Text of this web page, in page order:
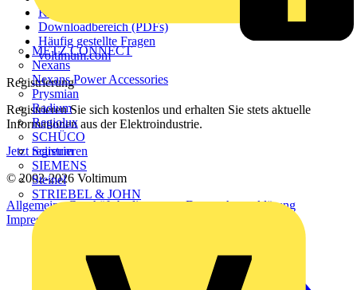
METZ CONNECT
Nexans
Nexans Power Accessories
Prysmian
Radium
Regiolux
SCHÜCO
Scireum
SIEMENS
Steinel
STRIEBEL & JOHN
Kontakt
Downloadbereich (PDFs)
Häufig gestellte Fragen
voltimum.com
Registrierung
Registrieren Sie sich kostenlos und erhalten Sie stets aktuelle
Informationen aus der Elektroindustrie.
Jetzt registrieren
© 2002-2026 Voltimum
Allgemeine GeschäftsbedingungenDatenschutzerklärung
Impressum